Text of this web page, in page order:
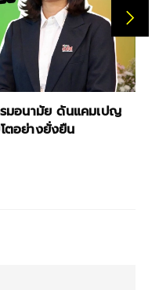
มอนามัย ดันแคมเปญ
ตอย่างยั่งยืน